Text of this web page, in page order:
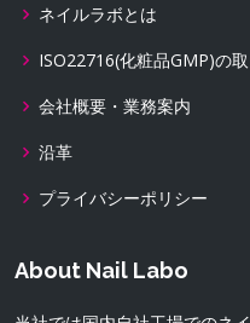
ネイルラボとは
ISO22716(化粧品GMP)の
会社概要・業務案内
沿革
プライバシーポリシー
About Nail Labo